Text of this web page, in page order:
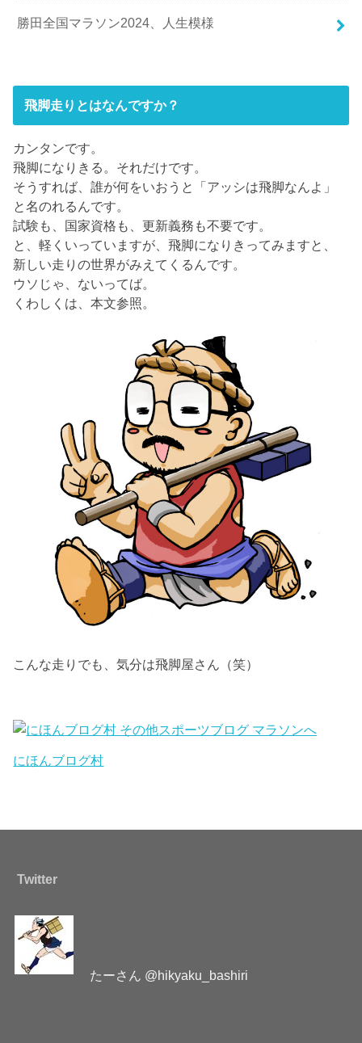
勝田全国マラソン2024、人生模様
飛脚走りとはなんですか？
カンタンです。
飛脚になりきる。それだけです。
そうすれば、誰が何をいおうと「アッシは飛脚なんよ」
と名のれるんです。
試験も、国家資格も、更新義務も不要です。
と、軽くいっていますが、飛脚になりきってみますと、
新しい走りの世界がみえてくるんです。
ウソじゃ、ないってば。
くわしくは、本文参照。
こんな走りでも、気分は飛脚屋さん（笑）
にほんブログ村
Twitter
たーさん @hikyaku_bashiri